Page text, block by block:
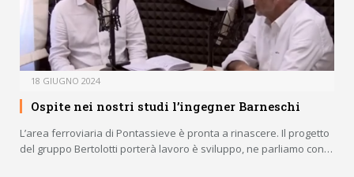
18 GIUGNO 2024
Ospite nei nostri studi l’ingegner Barneschi
L’area ferroviaria di Pontassieve è pronta a rinascere. Il progetto
del gruppo Bertolotti porterà lavoro è sviluppo, ne parliamo con…